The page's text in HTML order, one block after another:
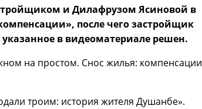
и Дилафрузом Ясиновой в
после чего застройщик
в видеоматериале решен.
на простом. Снос жилья: компенсации
троим: история жителя Душанбе».